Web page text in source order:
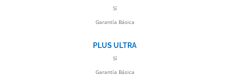
Sí
Garantía Básica
PLUS ULTRA
Sí
Garantía Básica